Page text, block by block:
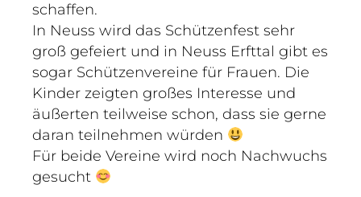
schaffen.
In Neuss wird das Schützenfest sehr
groß gefeiert und in Neuss Erfttal gibt es
sogar Schützenvereine für Frauen. Die
Kinder zeigten großes Interesse und
äußerten teilweise schon, dass sie gerne
daran teilnehmen würden
Für beide Vereine wird noch Nachwuchs
gesucht